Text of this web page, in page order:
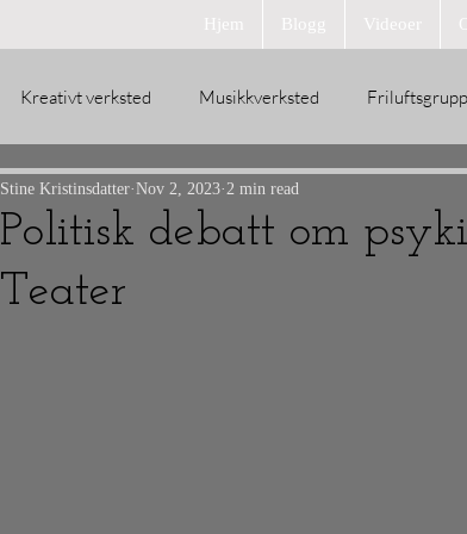
Hjem Blogg Videoer
Kreativt verksted Musikkverksted
Politisk debatt om
Teater
Stine Kristinsdatter Nov 2, 2023 2 min read